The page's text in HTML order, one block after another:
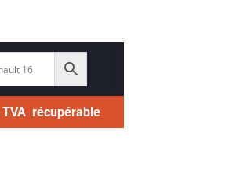
récupérable